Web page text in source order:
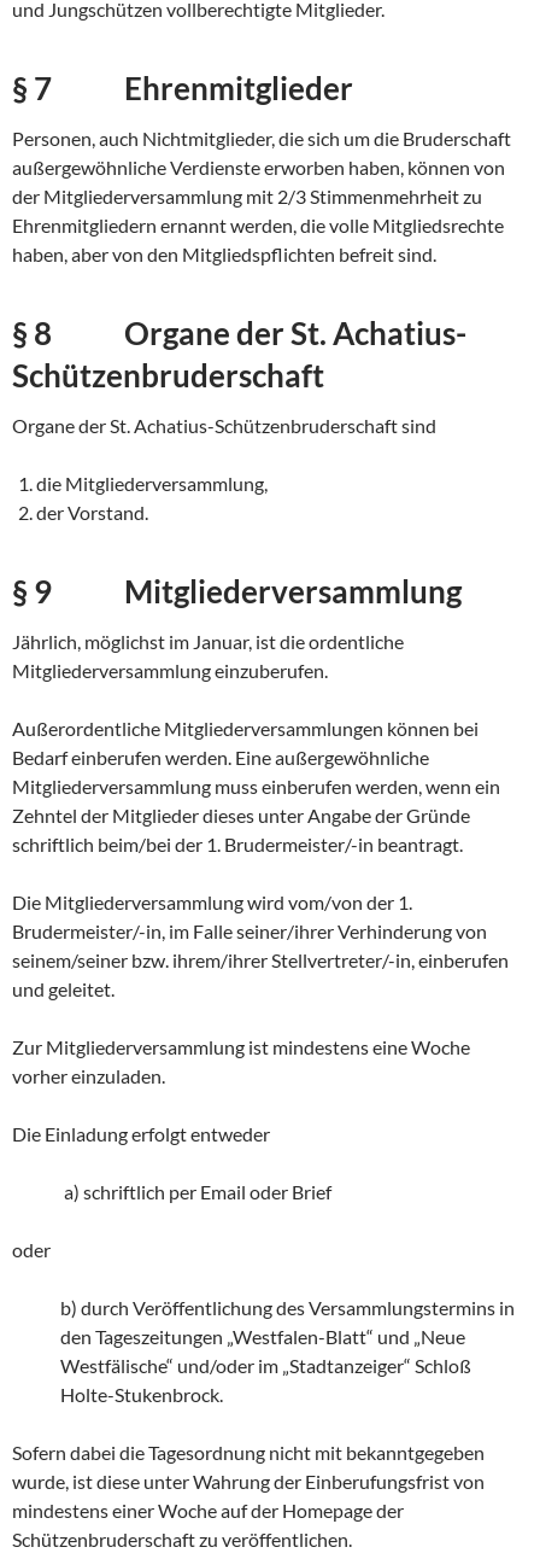
und Jungschützen vollberechtigte Mitglieder.
§ 7 Ehrenmitglieder
Personen, auch Nichtmitglieder, die sich um die Bruderschaft
außergewöhnliche Verdienste erworben haben, können von
der Mitgliederversammlung mit 2/3 Stimmenmehrheit zu
Ehrenmitgliedern ernannt werden, die volle Mitgliedsrechte
haben, aber von den Mitgliedspflichten befreit sind.
§ 8 Organe der St. Achatius-
Schützenbruderschaft
Organe der St. Achatius-Schützenbruderschaft sind
die Mitgliederversammlung,
der Vorstand.
§ 9 Mitgliederversammlung
Jährlich, möglichst im Januar, ist die ordentliche
Mitgliederversammlung einzuberufen.
Außerordentliche Mitgliederversammlungen können bei
Bedarf einberufen werden. Eine außergewöhnliche
Mitgliederversammlung muss einberufen werden, wenn ein
Zehntel der Mitglieder dieses unter Angabe der Gründe
schriftlich beim/bei der 1. Brudermeister/-in beantragt.
Die Mitgliederversammlung wird vom/von der 1.
Brudermeister/-in, im Falle seiner/ihrer Verhinderung von
seinem/seiner bzw. ihrem/ihrer Stellvertreter/-in, einberufen
und geleitet.
Zur Mitgliederversammlung ist mindestens eine Woche
vorher einzuladen.
Die Einladung erfolgt entweder
a) schriftlich per Email oder Brief
oder
b) durch Veröffentlichung des Versammlungstermins in
den Tageszeitungen „Westfalen-Blatt“ und „Neue
Westfälische“ und/oder im „Stadtanzeiger“ Schloß
Holte-Stukenbrock.
Sofern dabei die Tagesordnung nicht mit bekanntgegeben
wurde, ist diese unter Wahrung der Einberufungsfrist von
mindestens einer Woche auf der Homepage der
Schützenbruderschaft zu veröffentlichen.